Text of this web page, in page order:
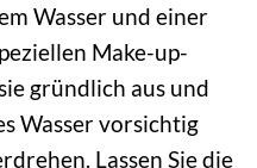
Wasser und einer
Make-up-
gründlich aus und
Wasser vorsichtig
Lassen Sie die